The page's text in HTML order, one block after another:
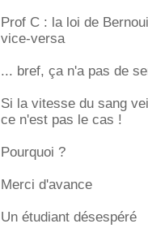
Prof C : la loi de
vice-versa
... bref, ça n'a pas de
Si la vitesse du sang
ce n'est pas le cas !
Pourquoi ?
Merci d'avance
Un étudiant désespéré